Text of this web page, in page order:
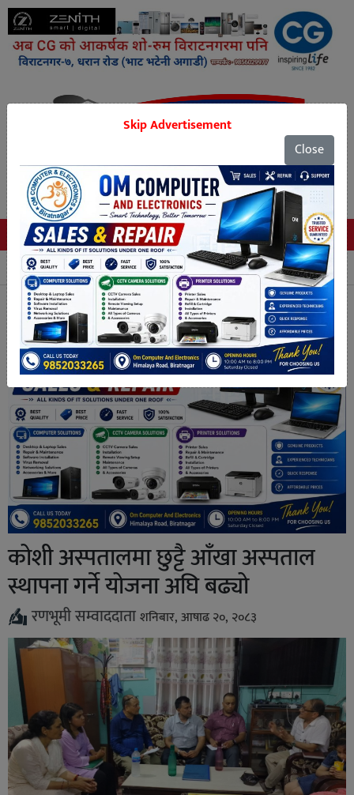
Tags
कोशी अस्पतालमा छुट्टै आँखा अस्पताल
स्थापना गर्ने योजना अघि बढ्यो
रणभूमी सम्वाददाताशनिबार, आषाढ २०, २०८३
Skip Advertisement
Close